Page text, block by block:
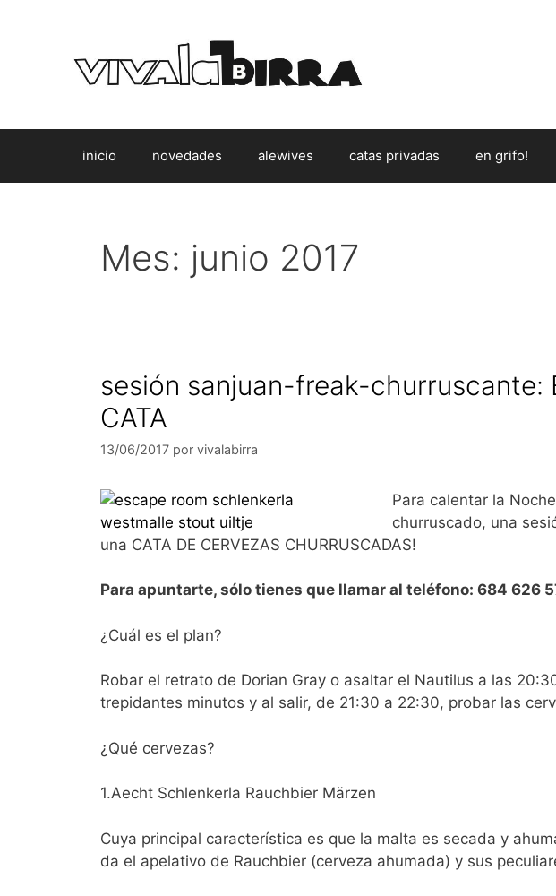
inicio novedades alewives catas privadas en grifo!
Mes: junio 2017
sesión sanjuan-freak-churruscante:
CATA
13/06/2017 por vivalabirra
Para calentar la
churruscado, una
una CATA DE CERVEZAS CHURRUSCADAS!
Para apuntarte, sólo tienes que llamar al teléfono: 684 626
¿Cuál es el plan?
Robar el retrato de Dorian Gray o asaltar el Nautilus a las
trepidantes minutos y al salir, de 21:30 a 22:30, probar las
¿Qué cervezas?
1.Aecht Schlenkerla Rauchbier Märzen
Cuya principal característica es que la malta es secada y
da el apelativo de Rauchbier (cerveza ahumada) y sus